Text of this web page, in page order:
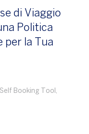
di Viaggio
Politica
per la Tua
Self Booking Tool ,